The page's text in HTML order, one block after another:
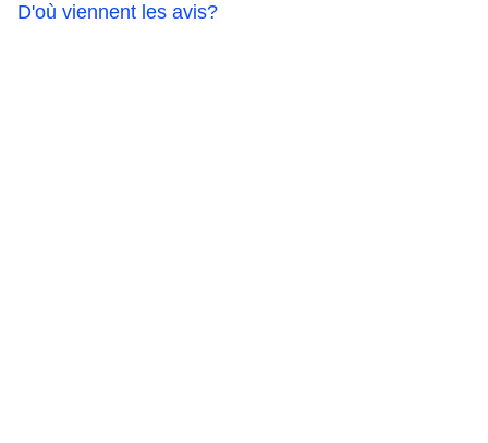
D'où viennent les avis?